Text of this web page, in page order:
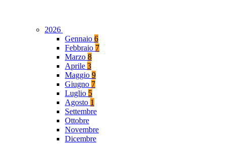
2026
Gennaio 6
Febbraio 7
Marzo 8
Aprile 3
Maggio 9
Giugno 7
Luglio 5
Agosto 1
Settembre
Ottobre
Novembre
Dicembre